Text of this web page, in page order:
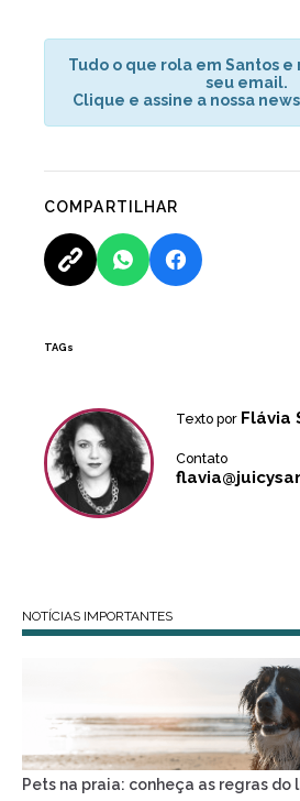
Tudo o que rola em Santos
seu email.
Clique e assine a nossa
COMPARTILHAR
TAGs
Texto por Flávia
Contato
NOTÍCIAS IMPORTANTES
Pets na praia: conheça as regras